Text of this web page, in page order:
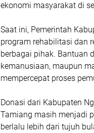
ekonomi masyarakat di
Saat ini, Pemerintah
program rehabilitasi dan
berbagai pihak. Bantuan
kemanusiaan, maupun
mempercepat proses
Donasi dari Kabupaten
Tamiang masih menjadi
berlalu lebih dari tujuh